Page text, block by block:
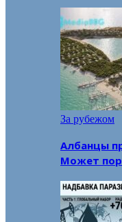
За рубежом
Албанцы
Может